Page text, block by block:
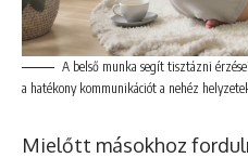
A belső munka segít tisztázni
a hatékony kommunikációt a nehéz
Mielőtt másokhoz